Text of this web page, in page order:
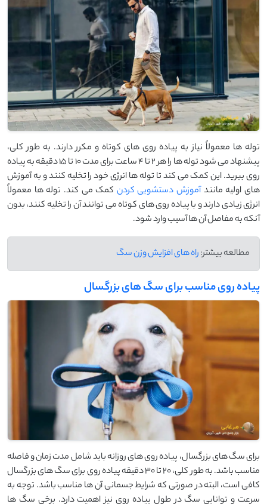
توله‌ ها معمولاً نیاز به پیاده ‌روی ‌های کوتاه و مکرر دارند. به طور کلی،
پیشنهاد می ‌شود توله ‌ها را هر ۲ تا ۴ ساعت برای مدت ۱۰ تا ۱۵ دقیقه به پیاده‌
روی ببرید. این کمک می ‌کند تا توله‌ ها انرژی خود را تخلیه کنند و به آموزش‌
های اولیه مانندآموزش دستشویی کردن کمک می ‌کند. توله‌ ها معمولاً
انرژی زیادی دارند و با پیاده ‌روی ‌های کوتاه می ‌توانند آن را تخلیه کنند، بدون
آنکه به مفاصل آن ‌ها آسیب وارد شود.
مطالعه بیشتر:راه های افزایش وزن سگ
پیاده‌ روی مناسب برای سگ ‌های بزرگسال
برای سگ ‌های بزرگسال، پیاده ‌روی‌ های روزانه باید شامل مدت زمان و فاصله
مناسب باشد. به طور کلی، ۲۰ تا ۳۰ دقیقه پیاده ‌روی برای سگ ‌های بزرگسال
کافی است، البته در صورتی که شرایط جسمانی آن ‌ها مناسب باشد. توجه به
سرعت و توانایی سگ در طول پیاده‌ روی نیز اهمیت دارد. برخی سگ ‌ها